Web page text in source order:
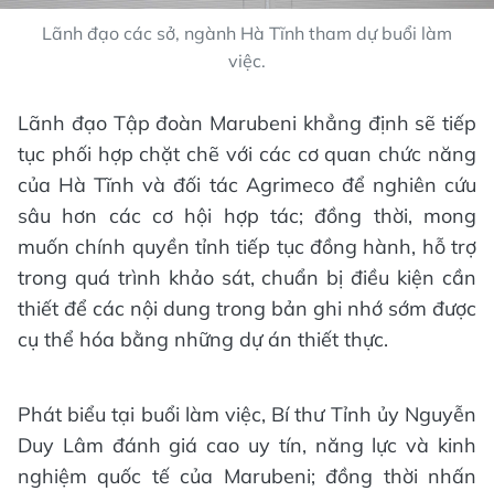
Lãnh đạo các sở, ngành Hà Tĩnh tham dự buổi làm
việc.
Lãnh đạo Tập đoàn Marubeni khẳng định sẽ tiếp
tục phối hợp chặt chẽ với các cơ quan chức năng
của Hà Tĩnh và đối tác Agrimeco để nghiên cứu
sâu hơn các cơ hội hợp tác; đồng thời, mong
muốn chính quyền tỉnh tiếp tục đồng hành, hỗ trợ
trong quá trình khảo sát, chuẩn bị điều kiện cần
thiết để các nội dung trong bản ghi nhớ sớm được
cụ thể hóa bằng những dự án thiết thực.
Phát biểu tại buổi làm việc, Bí thư Tỉnh ủy Nguyễn
Duy Lâm đánh giá cao uy tín, năng lực và kinh
nghiệm quốc tế của Marubeni; đồng thời nhấn